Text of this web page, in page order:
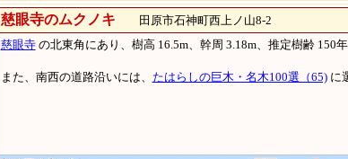
慈眼寺のムクノキ 田原市石神町西上ノ山8-2
慈眼寺の北東角にあり、樹高 16.5m、幹周 3.18m、推定樹齢 150年
また、南西の道路沿いには、 たはらしの巨木・名木100選（65)に